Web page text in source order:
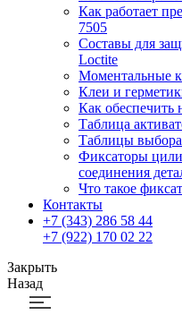
Как работает
7505
Составы для
Loctite
Моментальные
Клеи и
Как обеспечить
Таблица
Таблицы
Фиксаторы
соединения
Что такое
Контакты
+7 (343) 286 58 44
+7 (922) 170 02 22
Закрыть
Назад